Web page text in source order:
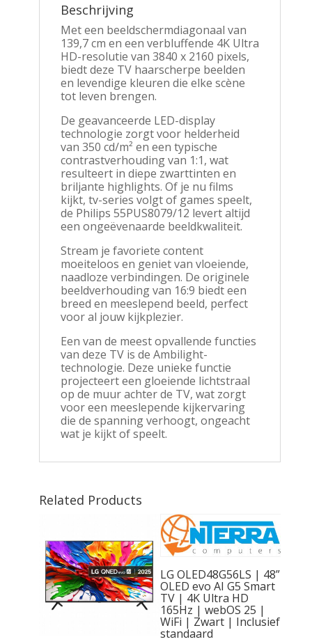
Beschrijving
Met een beeldschermdiagonaal van
139,7 cm en een verbluffende 4K Ultra
HD-resolutie van 3840 x 2160 pixels,
biedt deze TV haarscherpe beelden
en levendige kleuren die elke scène
tot leven brengen.
De geavanceerde LED-display
technologie zorgt voor helderheid
van 350 cd/m² en een typische
contrastverhouding van 1:1, wat
resulteert in diepe zwarttinten en
briljante highlights. Of je nu films
kijkt, tv-series volgt of games speelt,
de Philips 55PUS8079/12 levert altijd
een ongeëvenaarde beeldkwaliteit.
Stream je favoriete content
moeiteloos en geniet van vloeiende,
naadloze verbindingen. De originele
beeldverhouding van 16:9 biedt een
breed en meeslepend beeld, perfect
voor al jouw kijkplezier.
Een van de meest opvallende functies
van deze TV is de Ambilight-
technologie. Deze unieke functie
projecteert een gloeiende lichtstraal
op de muur achter de TV, wat zorgt
voor een meeslepende kijkervaring
die de spanning verhoogt, ongeacht
wat je kijkt of speelt.
Related Products
LG OLED48G56LS | 48”
OLED evo AI G5 Smart
TV | 4K Ultra HD
165Hz | webOS 25 |
WiFi | Zwart | Inclusief
standaard